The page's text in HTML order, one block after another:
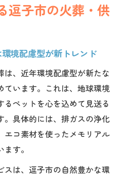
逗子市の火葬・供
境配慮型が新トレンド
、近年環境配慮型が新たな
ています。これは、地球環境
ペットを心を込めて見送る
。具体的には、排ガスの浄化
エコ素材を使ったメモリアル
す。
スは、逗子市の自然豊かな環